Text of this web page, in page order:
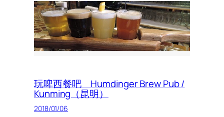
玩啤西餐吧 Humdinger Brew Pub /
Kunming（昆明）
2018/01/06